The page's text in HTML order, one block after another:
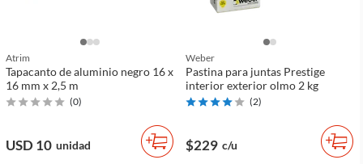
Atrim
Tapacanto de aluminio negro 16 x
16 mm x 2,5 m
(0)
USD 10 unidad
Weber
Pastina para juntas Prestige
interior exterior olmo 2 kg
(2)
$229 c/u